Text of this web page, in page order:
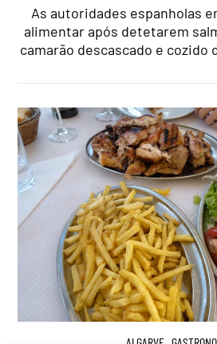
As autoridades espanholas
alimentar após detetarem
camarão descascado e cozido